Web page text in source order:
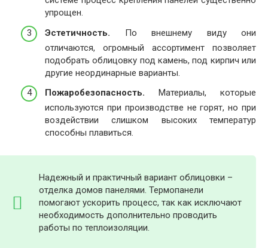
упрощен.
Эстетичность. По внешнему виду они
отличаются, огромный ассортимент позволяет
подобрать облицовку под камень, под кирпич или
другие неординарные варианты.
Пожаробезопасность. Материалы, которые
используются при производстве не горят, но при
воздействии слишком высоких температур
способны плавиться.
Надежный и практичный вариант облицовки –
отделка домов панелями. Термопанели
помогают ускорить процесс, так как исключают
необходимость дополнительно проводить
работы по теплоизоляции.